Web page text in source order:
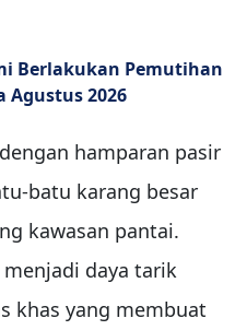
Berlakukan Pemutihan
Agustus 2026
hamparan pasir
batu karang besar
kawasan pantai.
daya tarik
khas yang membuat